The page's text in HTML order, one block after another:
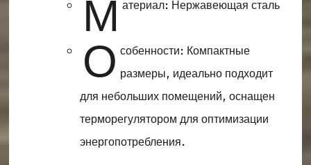
М атериал: Нержавеющая сталь
О собенности: Компактные
размеры, идеально подходит
для небольших помещений, оснащен
терморегулятором для оптимизации
энергопотребления.